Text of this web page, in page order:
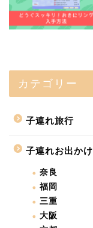
カテゴリー
子連れ旅行
子連れお出か
奈良
福岡
三重
大阪